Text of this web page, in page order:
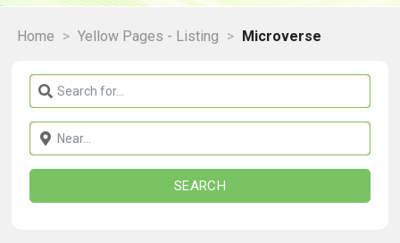
Home > Yellow Pages - Listing > Microverse
SEARCH